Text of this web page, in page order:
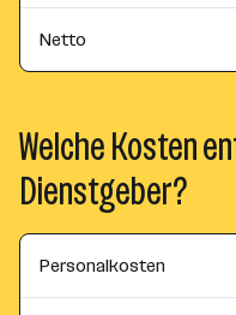
Netto
Welche Kosten
Dienstgeber?
Personalkosten